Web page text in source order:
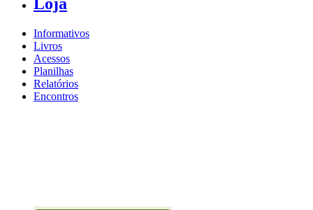
Loja
Informativos
Livros
Acessos
Planilhas
Relatórios
Encontros